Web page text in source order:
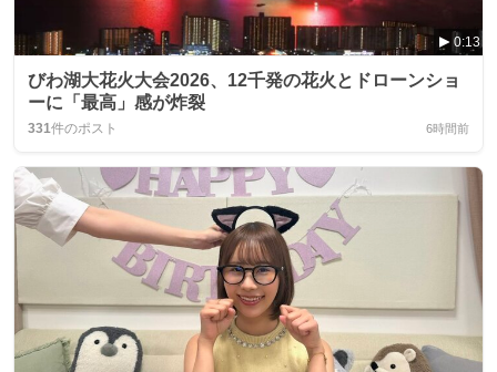
0:13
びわ湖大花火大会2026、12千発の花火とドローンショ
ーに「最高」感が炸裂
331件のポスト 6時間前